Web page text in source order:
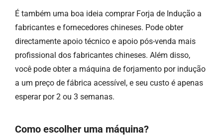
É também uma boa ideia comprar Forja de Indução a
fabricantes e fornecedores chineses. Pode obter
directamente apoio técnico e apoio pós-venda mais
profissional dos fabricantes chineses. Além disso,
você pode obter a máquina de forjamento por indução
a um preço de fábrica acessível, e seu custo é apenas
esperar por 2 ou 3 semanas.
Como escolher uma máquina?